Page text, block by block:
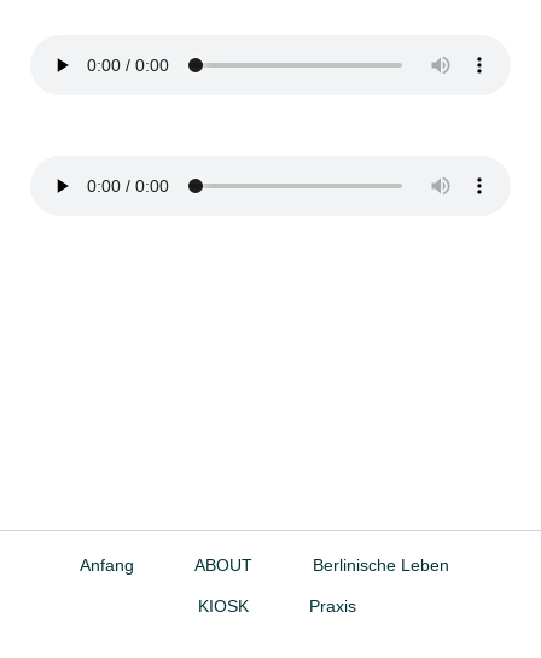
Anfang ABOUT Berlinische Leben
KIOSK Praxis